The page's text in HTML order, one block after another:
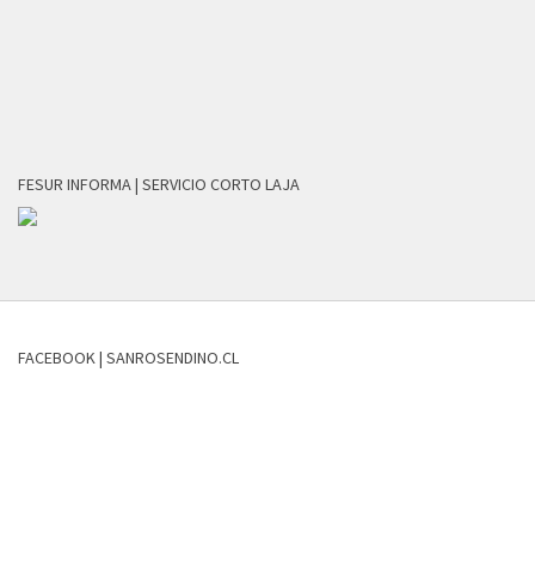
FESUR INFORMA | SERVICIO CORTO LAJA
FACEBOOK | SANROSENDINO.CL